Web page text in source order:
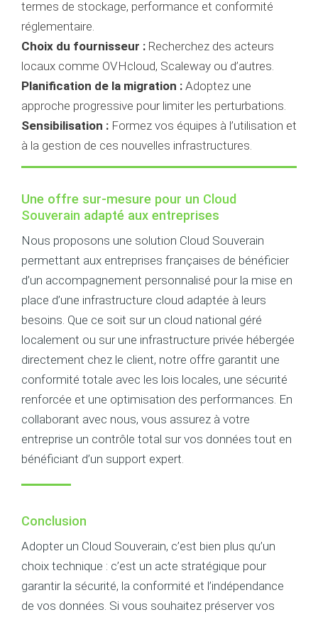
termes de stockage, performance et conformité
réglementaire.
Choix du fournisseur : Recherchez des acteurs
locaux comme OVHcloud, Scaleway ou d’autres.
Planification de la migration : Adoptez une
approche progressive pour limiter les perturbations.
Sensibilisation : Formez vos équipes à l’utilisation et
à la gestion de ces nouvelles infrastructures.
Une offre sur-mesure pour un Cloud
Souverain adapté aux entreprises
Nous proposons une solution Cloud Souverain
permettant aux entreprises françaises de bénéficier
d’un accompagnement personnalisé pour la mise en
place d’une infrastructure cloud adaptée à leurs
besoins. Que ce soit sur un cloud national géré
localement ou sur une infrastructure privée hébergée
directement chez le client, notre offre garantit une
conformité totale avec les lois locales, une sécurité
renforcée et une optimisation des performances. En
collaborant avec nous, vous assurez à votre
entreprise un contrôle total sur vos données tout en
bénéficiant d’un support expert.
Conclusion
Adopter un Cloud Souverain, c’est bien plus qu’un
choix technique : c’est un acte stratégique pour
garantir la sécurité, la conformité et l’indépendance
de vos données. Si vous souhaitez préserver vos